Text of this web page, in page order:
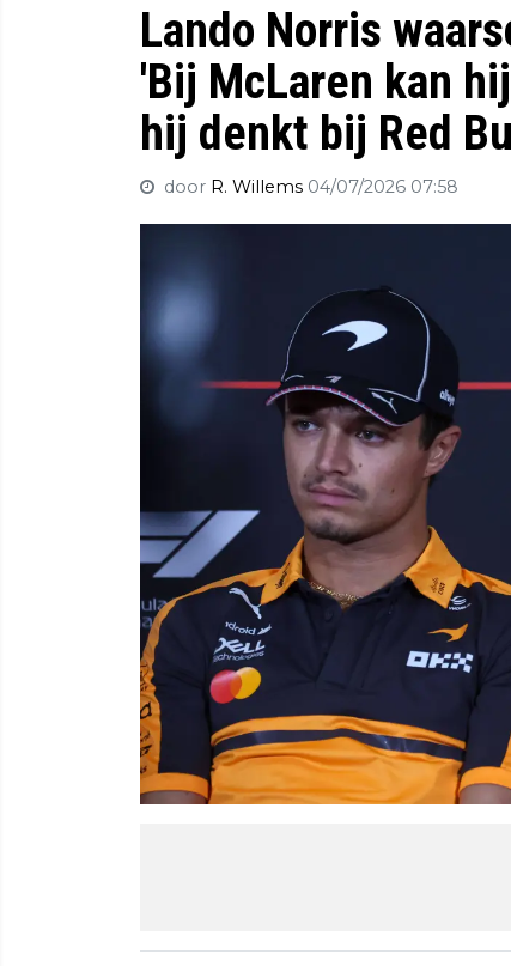
Lando Norris
'Bij McLaren kan
hij denkt bij Red
door R. Willems 04/07/2026 07:58